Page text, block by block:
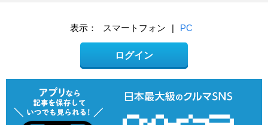
表示： スマートフォン | PC
ログイン